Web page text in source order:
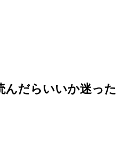
んだらいいか迷った